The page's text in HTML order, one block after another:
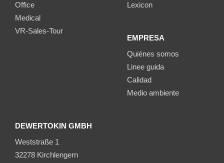
Office
Medical
VR-Sales-Tour
Lexicon
EMPRESA
Quiénes somos
Linee guida
Calidad
Medio ambiente
DEWERTOKIN GMBH
Weststraße 1
32278 Kirchlengern